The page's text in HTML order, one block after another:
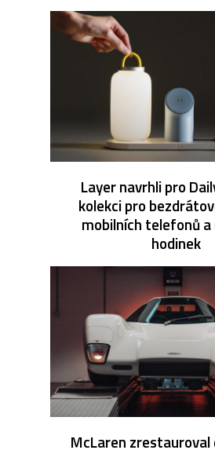
Layer navrhli pro
kolekci pro
mobilních telefonů
hodinek
McLaren zrestauroval